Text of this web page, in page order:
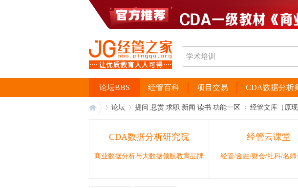
经管百科 项目交易 CDA数据分析
论坛BBS
论坛 提问 悬赏 求职 新闻 读书 功能一区 经管文库（原现
CDA数据分析研究院
商业数据分析与大数据领航教育品牌
经管云课堂
经管/金融/财会/社科/名师